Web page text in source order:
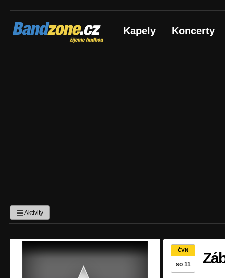
Bandzone.cz
žijeme hudbou Kapely Koncerty
Aktivity
ČVN
so 11